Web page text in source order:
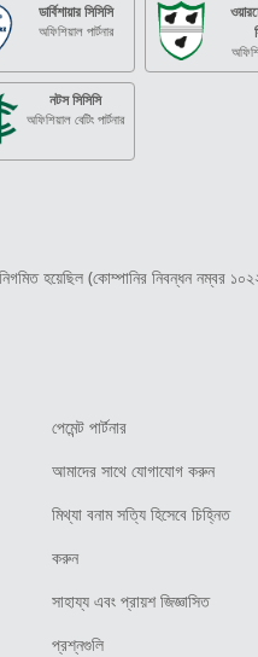
ডার্বিশায়ার সিসিসি
অফিশিয়াল পার্টনার
নটস সিসিসি
অফিশিয়াল বেটিং পার্টনার
হয়েছিল (কোম্পানির নিবন্ধন নম্বর
পেমেন্ট পার্টনার
আমাদের সাথে যোগাযোগ করুন
মিথ্যা বনাম সত্যি হিসেবে চিহ্নিত
করুন
সাহায্য এবং প্রায়শ জিজ্ঞাসিত
প্রশ্নগুলি